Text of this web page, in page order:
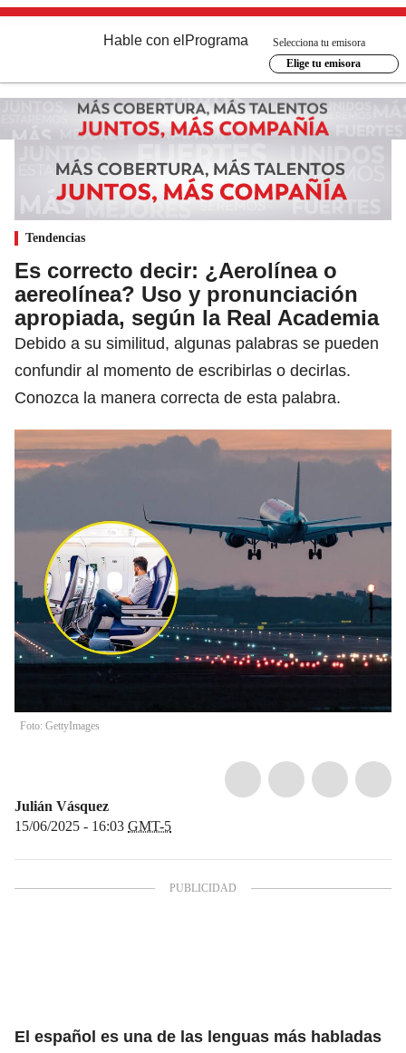
Hable con el Programa
Selecciona tu emisora
Elige tu emisora
Tendencias
Es correcto decir: ¿Aerolínea o
aereolínea? Uso y pronunciación
apropiada, según la Real Academia
Debido a su similitud, algunas palabras se pueden
confundir al momento de escribirlas o decirlas.
Conozca la manera correcta de esta palabra.
Foto: GettyImages
Julián Vásquez
15/06/2025 - 16:03 GMT-5
El español es una de las lenguas más habladas